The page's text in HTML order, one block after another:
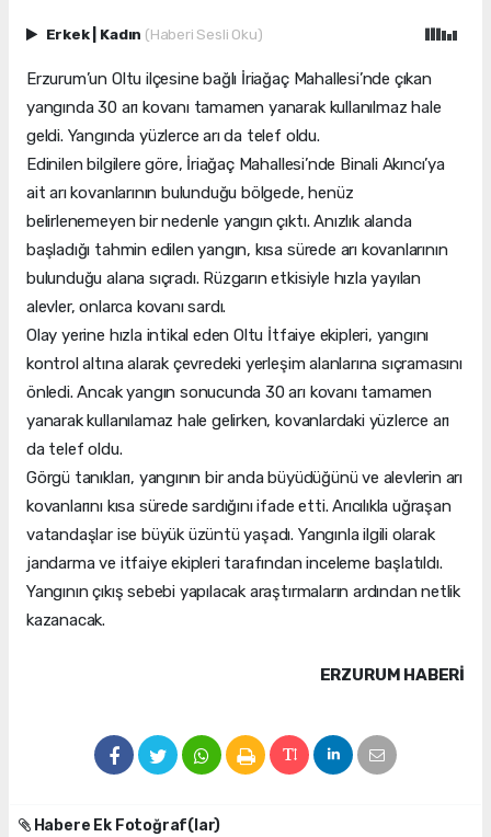
Erkek Kadın (Haberi Sesli Oku)
Erzurum’un Oltu ilçesine bağlı İriağaç Mahallesi’nde çıkan
yangında 30 arı kovanı tamamen yanarak kullanılmaz hale
geldi. Yangında yüzlerce arı da telef oldu.
Edinilen bilgilere göre, İriağaç Mahallesi’nde Binali Akıncı’ya
ait arı kovanlarının bulunduğu bölgede, henüz
belirlenemeyen bir nedenle yangın çıktı. Anızlık alanda
başladığı tahmin edilen yangın, kısa sürede arı kovanlarının
bulunduğu alana sıçradı. Rüzgarın etkisiyle hızla yayılan
alevler, onlarca kovanı sardı.
Olay yerine hızla intikal eden Oltu İtfaiye ekipleri, yangını
kontrol altına alarak çevredeki yerleşim alanlarına sıçramasını
önledi. Ancak yangın sonucunda 30 arı kovanı tamamen
yanarak kullanılamaz hale gelirken, kovanlardaki yüzlerce arı
da telef oldu.
Görgü tanıkları, yangının bir anda büyüdüğünü ve alevlerin arı
kovanlarını kısa sürede sardığını ifade etti. Arıcılıkla uğraşan
vatandaşlar ise büyük üzüntü yaşadı. Yangınla ilgili olarak
jandarma ve itfaiye ekipleri tarafından inceleme başlatıldı.
Yangının çıkış sebebi yapılacak araştırmaların ardından netlik
kazanacak.
ERZURUM HABERİ
Habere Ek Fotoğraf(lar)